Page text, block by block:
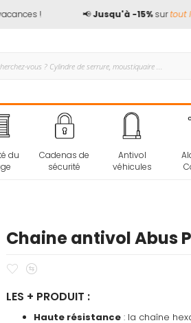
! Jusqu'à -15%surtout le
du
Cadenas de
sécurité
Antivol
véhicules
Chaine antivol Abus
Ajouter
mescomparateur
LES + PRODUIT :
Haute résistance : la chaîne